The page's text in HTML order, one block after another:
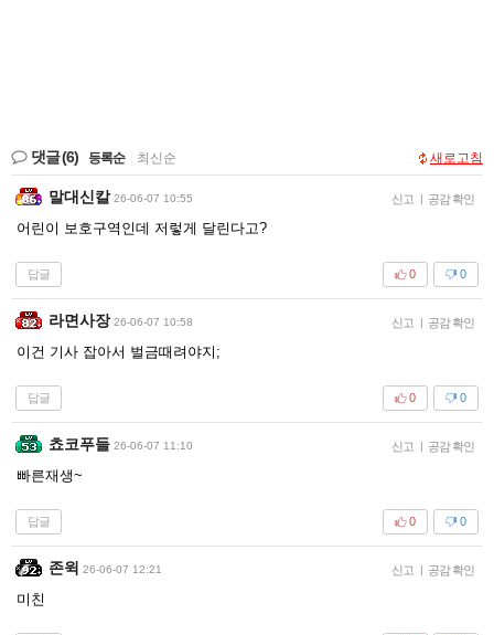
댓글(6) 등록순 최신순 새로고침
말대신칼 26-06-07 10:55 신고 | 공감 확인
어린이 보호구역인데 저렇게 달린다고?
답글 0
0
라면사장 26-06-07 10:58 신고 | 공감 확인
이건 기사 잡아서 벌금때려야지;
답글 0
0
쵸코푸들 26-06-07 11:10 신고 | 공감 확인
빠른재생~
답글 0
0
존윅 26-06-07 12:21 신고 | 공감 확인
미친